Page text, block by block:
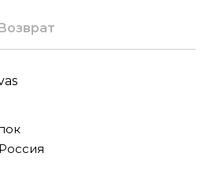
Россия